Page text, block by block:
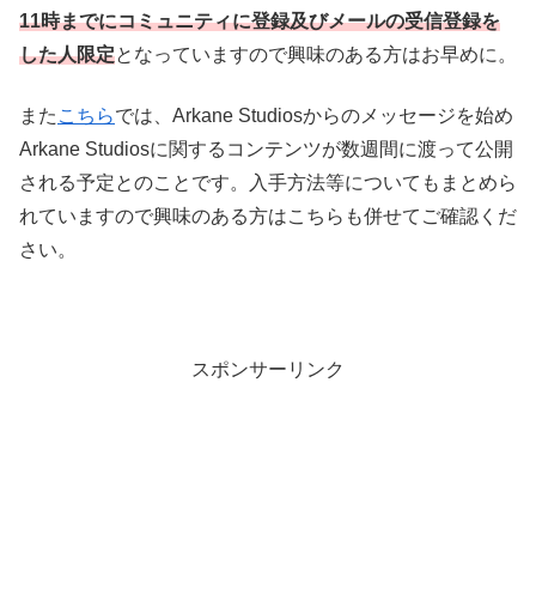
11時までにコミュニティに登録及びメールの受信登録を
した人限定となっていますので興味のある方はお早めに。
また こちらでは、Arkane Studiosからのメッセージを始め
Arkane Studiosに関するコンテンツが数週間に渡って公開
される予定とのことです。入手方法等についてもまとめら
れていますので興味のある方はこちらも併せてご確認くだ
さい。
スポンサーリンク